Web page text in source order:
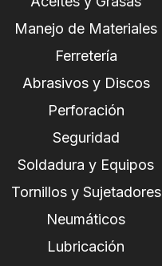
Manejo de Materiales
Ferretería
Abrasivos y Discos
Perforación
Seguridad
Soldadura y Equipos
Tornillos y Sujetadores
Neumáticos
Lubricación